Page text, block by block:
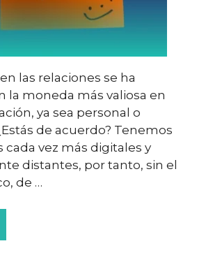
las relaciones se ha
la moneda más valiosa en
ya sea personal o
de acuerdo? Tenemos
cada vez más digitales y
distantes, por tanto, sin el
de …